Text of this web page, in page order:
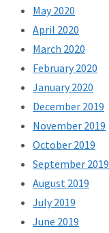
May 2020
April 2020
March 2020
February 2020
January 2020
December 2019
November 2019
October 2019
September 2019
August 2019
July 2019
June 2019